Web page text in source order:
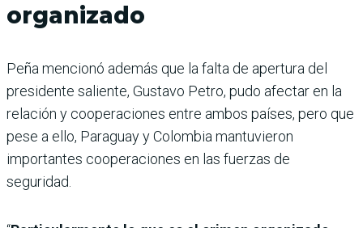
organizado
Peña mencionó además que la falta de apertura del
presidente saliente, Gustavo Petro, pudo afectar en la
relación y cooperaciones entre ambos países, pero que
pese a ello, Paraguay y Colombia mantuvieron
importantes cooperaciones en las fuerzas de
seguridad.